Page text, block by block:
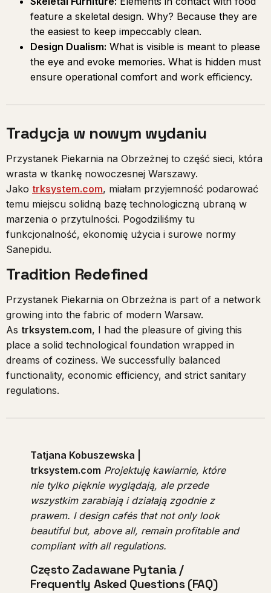
feature a skeletal design. Why? Because they are
the easiest to keep impeccably clean.
Design Dualism: What is visible is meant to please
the eye and evoke memories. What is hidden must
ensure operational comfort and work efficiency.
Tradycja w nowym wydaniu
Przystanek Piekarnia na Obrzeżnej to część sieci, która
wrasta w tkankę nowoczesnej Warszawy.
Jako trksystem.com, miałam przyjemność podarować
temu miejscu solidną bazę technologiczną ubraną w
marzenia o przytulności. Pogodziliśmy tu
funkcjonalność, ekonomię użycia i surowe normy
Sanepidu.
Tradition Redefined
Przystanek Piekarnia on Obrzeżna is part of a network
growing into the fabric of modern Warsaw.
As trksystem.com, I had the pleasure of giving this
place a solid technological foundation wrapped in
dreams of coziness. We successfully balanced
functionality, economic efficiency, and strict sanitary
regulations.
Tatjana Kobuszewska |
trksystem.com Projektuję kawiarnie, które
nie tylko pięknie wyglądają, ale przede
wszystkim zarabiają i działają zgodnie z
prawem. I design cafés that not only look
beautiful but, above all, remain profitable and
compliant with all regulations.
Często Zadawane Pytania /
Frequently Asked Questions (FAQ)